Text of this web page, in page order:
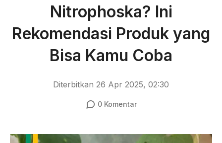
Nitrophoska? Ini
Rekomendasi Produk yang
Bisa Kamu Coba
Diterbitkan 26 Apr 2025, 02:30
0Komentar